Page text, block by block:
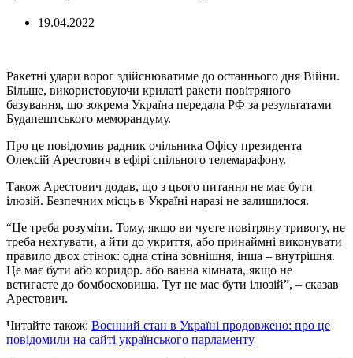
19.04.2022
Ракетні удари ворог здійснюватиме до останнього дня Bійни.
Більше, використовуючи крилаті ракети повітряного
базування, що зокрема Україна передала РФ за результатами
Будапештського меморандуму.
Про це повідомив радник очільника Офісу президента
Олексій Арестович в ефірі спільного телемарафону.
Також Арестович додав, що з цього питання не має бути
ілюзій. Безпечних місць в Україні наразі не залишилося.
“Це треба розуміти. Тому, якщо ви чуєте повітряну тривогу, не
треба нехтувати, а йти до укриття, або принаймні виконувати
правило двох стінок: одна стіна зовнішня, інша – внутрішня.
Це має бути або коридор. або ванна кімната, якщо не
встигаєте до бомбосховища. Тут не має бути ілюзій”, – сказав
Арестович.
Читайте також: Воєнний стан в Україні продовжено: про це
повідомили на сайті українського парламенту